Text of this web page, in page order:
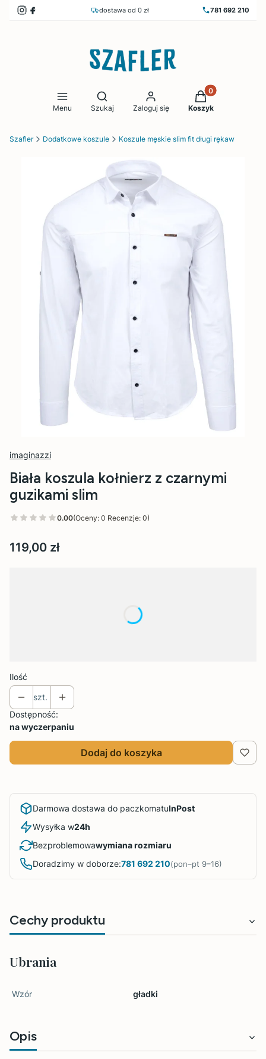
dostawa od 0 zł 781 692 210
Menu
Otwórz wyszukiwarkę
Szukaj Zaloguj się
Produkty w
Koszyk
Szafler Dodatkowe koszule Koszule męskie slim fit długi rękaw
imaginazzi
Biała koszula kołnierz z czarnymi
guzikami slim
0.00(Oceny: 0 Recenzje: 0)
Cena
119,00 zł
Ilość
szt.
Dostępność:
na wyczerpaniu
Dodaj do koszyka
Darmowa dostawa do paczkomatuInPost
Wysyłka w24h
Bezproblemowawymiana rozmiaru
Doradzimy w doborze:781 692 210(pon–pt 9–16)
Cechy produktu
Ubrania
Wzór gładki
Opis